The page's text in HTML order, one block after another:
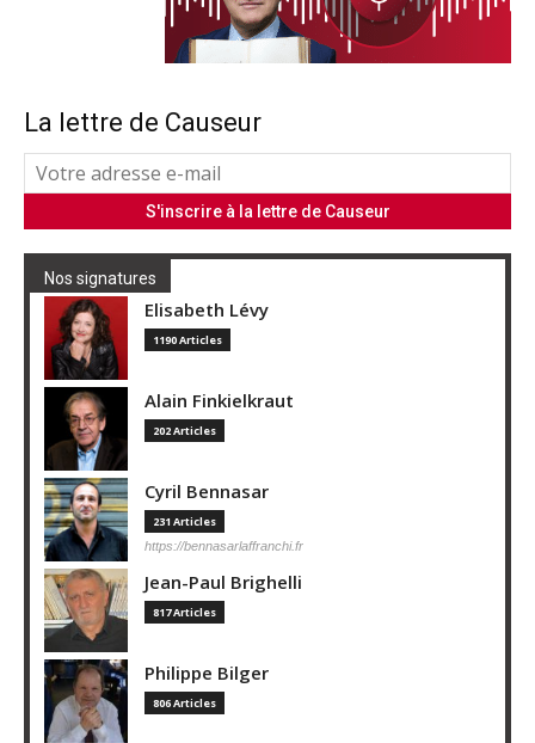
La lettre de Causeur
Nos signatures
Elisabeth Lévy
1190 Articles
Alain Finkielkraut
202 Articles
Cyril Bennasar
231 Articles
https://bennasarlaffranchi.fr
Jean-Paul Brighelli
817 Articles
Philippe Bilger
806 Articles